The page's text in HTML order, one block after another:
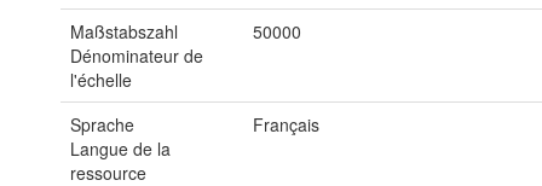
Maßstabszahl
Dénominateur de
l'échelle
50000
Sprache
Langue de la
ressource
Français